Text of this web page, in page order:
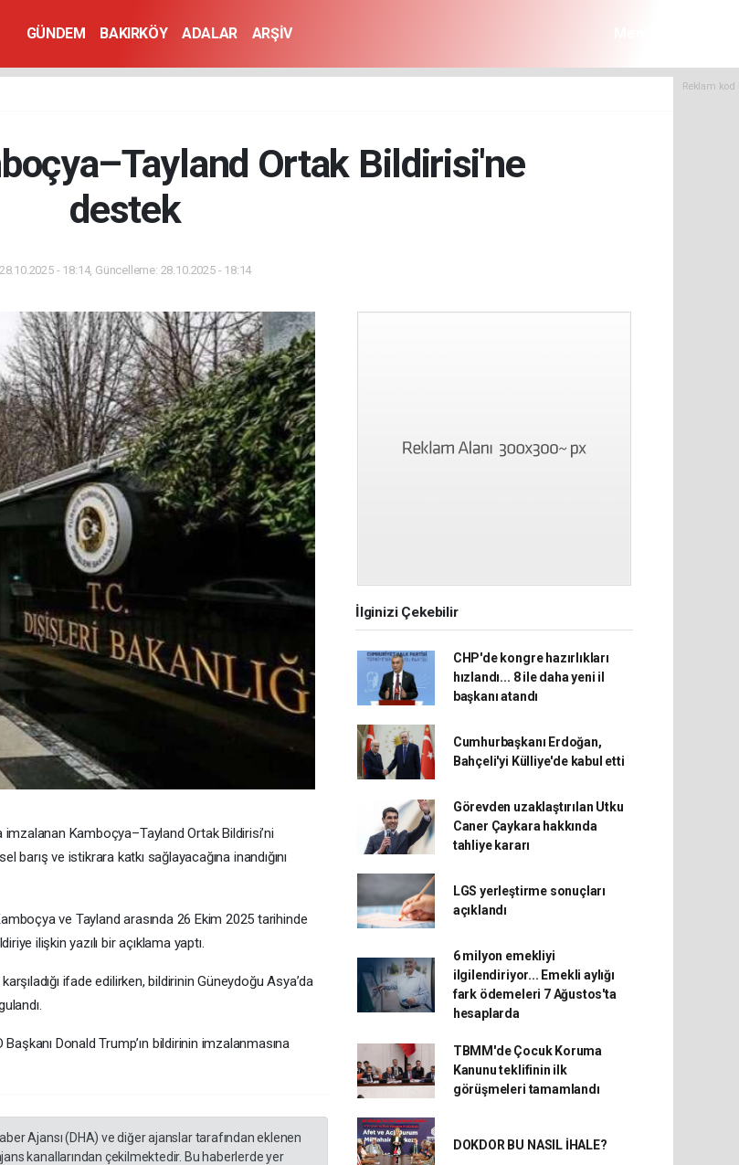
GÜNDEM BAKIRKÖY ADALAR ARŞİV
Reklam
Ortak Bildirisi'ne
destek
28.10.2025 - 18:14, Güncelleme: 28.10.2025 - 18:14
imzalanan Kamboçya–Tayland Ortak Bildirisi’ni
barış ve istikrara katkı sağlayacağına inandığını
ve Tayland arasında 26 Ekim 2025 tarihinde
ilişkin yazılı bir açıklama yaptı.
ifade edilirken, bildirinin Güneydoğu Asya’da
Donald Trump’ın bildirinin imzalanmasına
Ajansı (DHA) ve diğer ajanslar tarafından eklenen
kanallarından çekilmektedir. Bu haberlerde yer
İlginizi Çekebilir
CHP'de kongre hazırlıkları
hızlandı... 8 ile daha yeni il
başkanı atandı
Cumhurbaşkanı Erdoğan,
Bahçeli'yi Külliye'de kabul etti
Görevden uzaklaştırılan Utku
Caner Çaykara hakkında
tahliye kararı
LGS yerleştirme sonuçları
açıklandı
6 milyon emekliyi
ilgilendiriyor... Emekli aylığı
fark ödemeleri 7 Ağustos'ta
hesaplarda
TBMM'de Çocuk Koruma
Kanunu teklifinin ilk
görüşmeleri tamamlandı
DOKDOR BU NASIL İHALE?